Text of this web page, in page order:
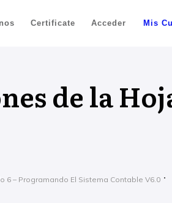
Certificate Acceder Mis
de la
6 – Programando El Sistema Contable V6.0